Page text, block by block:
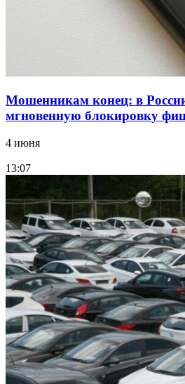
Мошенникам конец: в
мгновенную блокировку
4 июня
13:07